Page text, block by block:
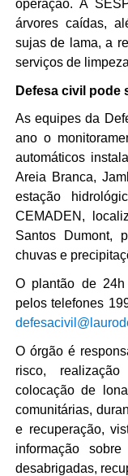
operação. A
árvores caídas,
sujas de lama, a
serviços de
Defesa civil pode
As equipes da
ano o
automáticos
Areia Branca,
estação
CEMADEN,
Santos Dumont,
chuvas e
O plantão de
O órgão é
risco,
colocação de
comunitárias,
e recuperação,
informação
desabrigadas,